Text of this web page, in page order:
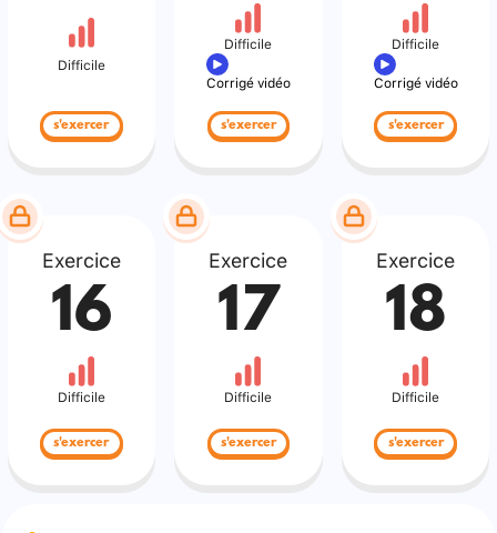
Difficile
s'exercer
Difficile
Corrigé vidéo
s'exercer
Difficile
Corrigé vidéo
s'exercer
Exercice
16
Difficile
s'exercer
Exercice
17
Difficile
s'exercer
Exercice
18
Difficile
s'exercer